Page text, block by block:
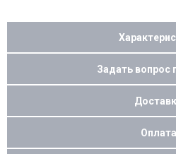
Задать вопрос
Оплата